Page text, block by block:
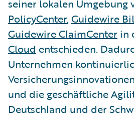
seiner lokalen Umgebung
PolicyCenter, Guidewire
Guidewire ClaimCenter in
Cloud entschieden.
Unternehmen
und die geschäftliche
Deutschland und der